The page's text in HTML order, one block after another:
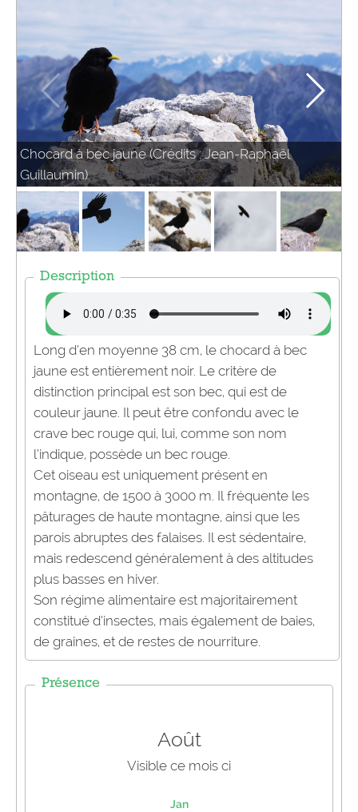
Chocard à bec jaune (Crédits : Jean-Raphaël
Guillaumin)
Description
Long d’en moyenne 38 cm, le chocard à bec
jaune est entièrement noir. Le critère de
distinction principal est son bec, qui est de
couleur jaune. Il peut être confondu avec le
crave bec rouge qui, lui, comme son nom
l’indique, possède un bec rouge.
Cet oiseau est uniquement présent en
montagne, de 1500 à 3000 m. Il fréquente les
pâturages de haute montagne, ainsi que les
parois abruptes des falaises. Il est sédentaire,
mais redescend généralement à des altitudes
plus basses en hiver.
Son régime alimentaire est majoritairement
constitué d’insectes, mais également de baies,
de graines, et de restes de nourriture.
Présence
Août
Visible ce mois ci
Jan